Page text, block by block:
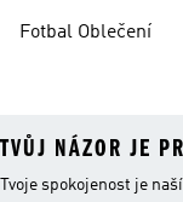
Fotbal Oblečení
TVŮJ NÁZOR JE
Tvoje spokojenost je